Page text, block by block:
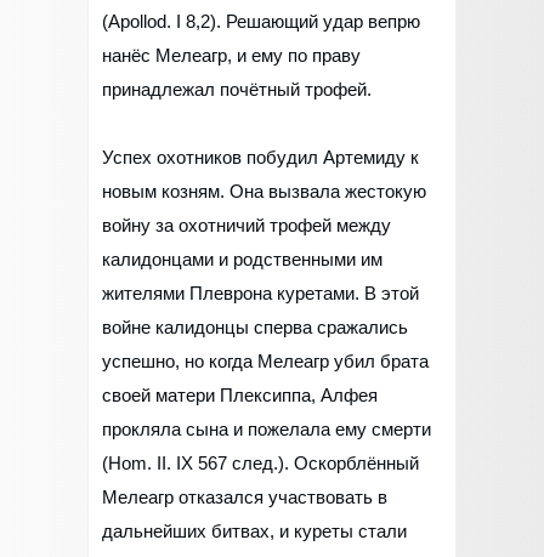
(Apollod. I 8,2). Решающий удар вепрю
нанёс Мелеагр, и ему по праву
принадлежал почётный трофей.
Успех охотников побудил Артемиду к
новым козням. Она вызвала жестокую
войну за охотничий трофей между
калидонцами и родственными им
жителями Плеврона куретами. В этой
войне калидонцы сперва сражались
успешно, но когда Мелеагр убил брата
своей матери Плексиппа, Алфея
прокляла сына и пожелала ему смерти
(Hom. II. IX 567 след.). Оскорблённый
Мелеагр отказался участвовать в
дальнейших битвах, и куреты стали